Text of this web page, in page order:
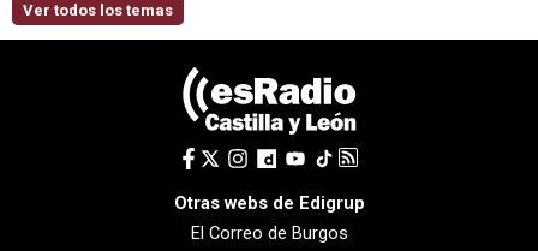
Ver todos los temas
Otras webs de Edigrup
El Correo de Burgos